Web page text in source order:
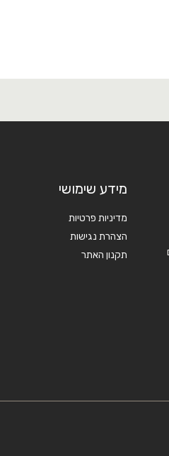
מידע שימושי
מדיניות פרטיות
הצהרת נגישות
תקנון האתר